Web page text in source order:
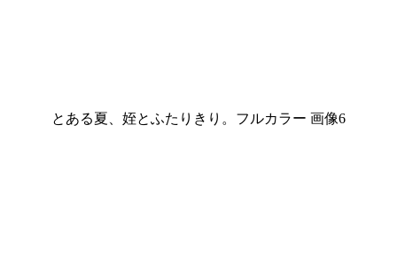
とある夏、姪とふたりきり。フルカラー 画像6